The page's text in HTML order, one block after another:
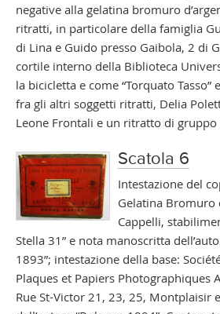
negative alla gelatina bromuro
ritratti, in particolare della famiglia
di Lina e Guido presso Gaibola, 2 di
cortile interno della Biblioteca
la bicicletta e come “Torquato
fra gli altri soggetti ritratti, Delia
Leone Frontali e un ritratto di gruppo
Scatola 6
Intestazione del
Gelatina Bromuro
Cappelli,
Stella 31” e nota manoscritta
1893”; intestazione della base:
Plaques et Papiers Photographiques
Rue St-Victor 21, 23, 25, Montplaisir